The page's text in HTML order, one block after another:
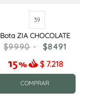
39
Bota ZIA CHOCOLATE
9990
8491
$ 7.218
COMPRAR